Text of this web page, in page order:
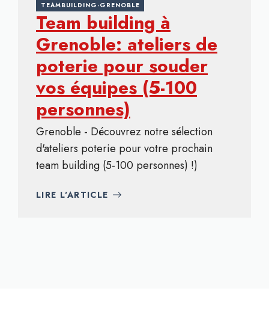
TEAMBUILDING-GRENOBLE
Team building à
Grenoble: ateliers de
poterie pour souder
vos équipes (5-100
personnes)
Grenoble - Découvrez notre sélection
d'ateliers poterie pour votre prochain
team building (5-100 personnes) !)
LIRE L'ARTICLE